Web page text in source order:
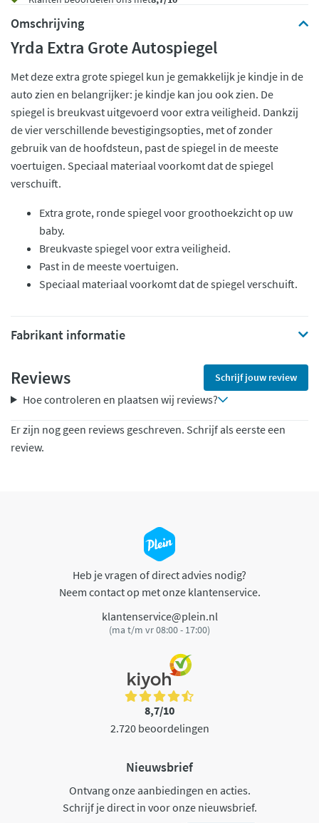
Omschrijving
Yrda Extra Grote Autospiegel
Met deze extra grote spiegel kun je gemakkelijk je kindje in de
auto zien en belangrijker: je kindje kan jou ook zien. De
spiegel is breukvast uitgevoerd voor extra veiligheid. Dankzij
de vier verschillende bevestigingsopties, met of zonder
gebruik van de hoofdsteun, past de spiegel in de meeste
voertuigen. Speciaal materiaal voorkomt dat de spiegel
verschuift.
Extra grote, ronde spiegel voor groothoekzicht op uw
baby.
Breukvaste spiegel voor extra veiligheid.
Past in de meeste voertuigen.
Speciaal materiaal voorkomt dat de spiegel verschuift.
Fabrikant informatie
Reviews Schrijf jouw review
Hoe controleren en plaatsen wij reviews?
Er zijn nog geen reviews geschreven. Schrijf als eerste een
review.
Heb je vragen of direct advies nodig?
Neem contact op met onze klantenservice.
klantenservice@plein.nl
(ma t/m vr 08:00 - 17:00)
8,7/10
2.720 beoordelingen
Nieuwsbrief
Ontvang onze aanbiedingen en acties.
Schrijf je direct in voor onze nieuwsbrief.